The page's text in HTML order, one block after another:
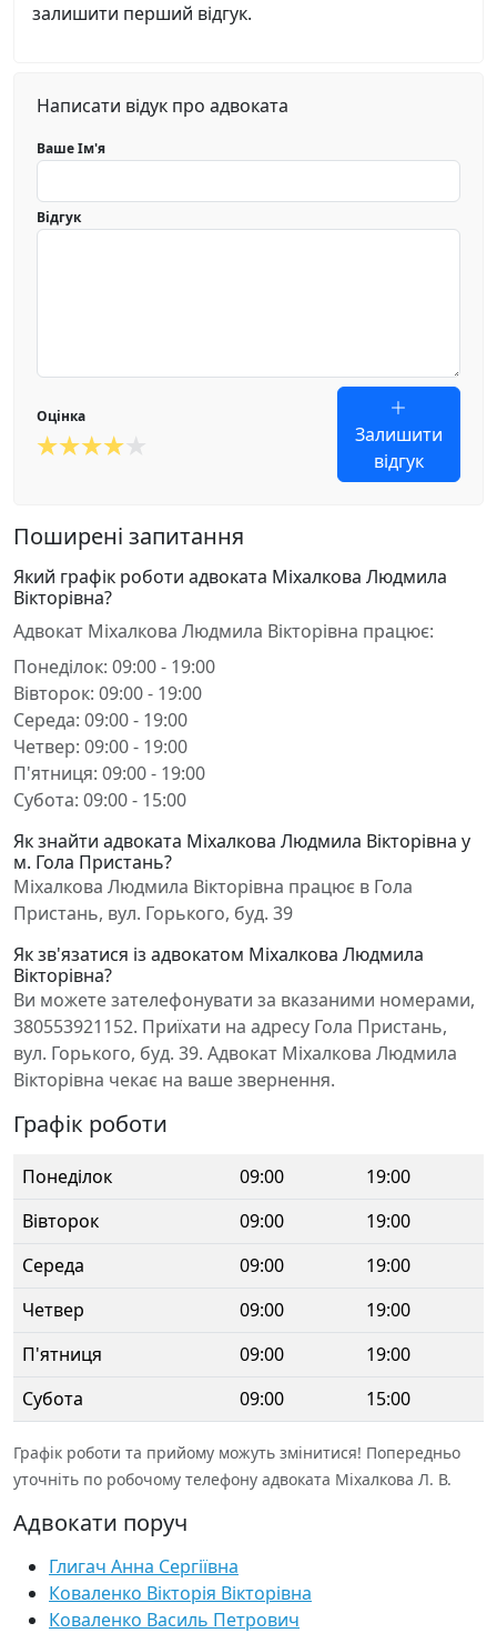
залишити перший відгук.
Написати відук про адвоката
Ваше Ім'я
Відгук
Оцінка
Залишити
відгук
Поширені запитання
Який графік роботи адвоката Міхалкова Людмила
Вікторівна?
Адвокат Міхалкова Людмила Вікторівна працює:
Понеділок: 09:00 - 19:00
Вівторок: 09:00 - 19:00
Середа: 09:00 - 19:00
Четвер: 09:00 - 19:00
П'ятниця: 09:00 - 19:00
Субота: 09:00 - 15:00
Як знайти адвоката Міхалкова Людмила Вікторівна у
м. Гола Пристань?
Міхалкова Людмила Вікторівна працює в Гола
Пристань, вул. Горького, буд. 39
Як зв'язатися із адвокатом Міхалкова Людмила
Вікторівна?
Ви можете зателефонувати за вказаними номерами,
380553921152. Приїхати на адресу Гола Пристань,
вул. Горького, буд. 39. Адвокат Міхалкова Людмила
Вікторівна чекає на ваше звернення.
Графік роботи
Понеділок 09:00
19:00
Вівторок
09:00
19:00
Середа
09:00
19:00
Четвер
09:00
19:00
П'ятниця
09:00
19:00
Субота
09:00 15:00
Графік роботи та прийому можуть змінитися! Попередньо
уточніть по робочому телефону адвоката Міхалкова Л. В.
Адвокати поруч
Глигач Анна Сергіївна
Коваленко Вікторія Вікторівна
Коваленко Василь Петрович